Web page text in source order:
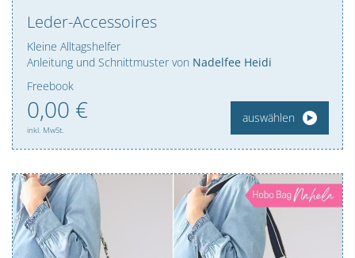
Leder-Accessoires
Kleine Alltagshelfer
Anleitung und Schnittmuster von Nadelfee Heidi
Freebook
0,00 €
inkl. MwSt.
auswählen